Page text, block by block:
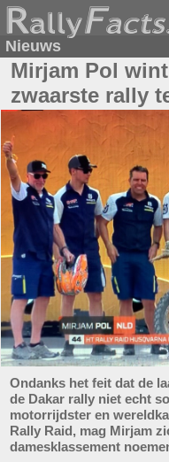
Nieuws
Mirjam Pol
zwaarste rally
Ondanks het feit dat de
de Dakar rally niet echt
motorrijdster en
Rally Raid, mag Mirjam
damesklassement